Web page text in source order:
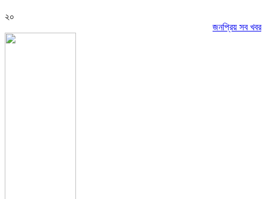
২০
জনপ্রিয় সব খবর